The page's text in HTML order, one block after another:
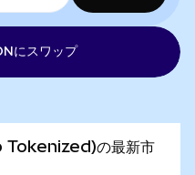
にスワップ
の最新市